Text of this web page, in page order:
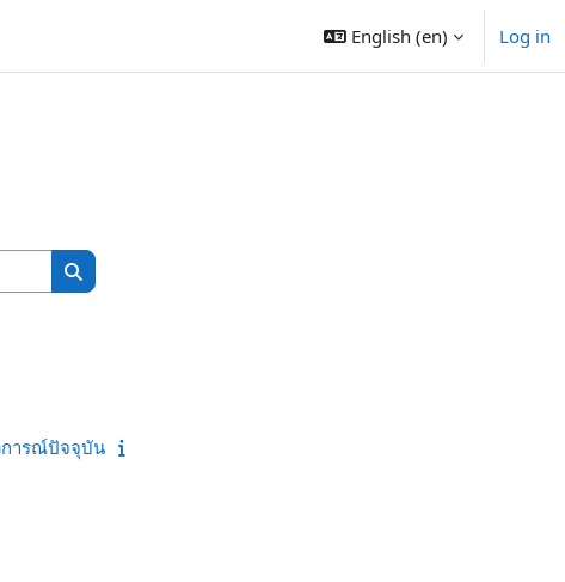
English ‎(en)‎ Log in
Search courses
Search courses
การณ์ปัจจุบัน